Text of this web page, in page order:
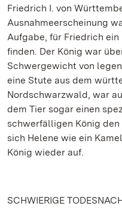
Friedrich I. von
Ausnahmeerscheinung
Aufgabe, für Friedrich
finden. Der König war
Schwergewicht von
eine Stute aus dem
Nordschwarzwald, war
dem Tier sogar einen
schwerfälligen König
sich Helene wie ein
König wieder auf.
SCHWIERIGE